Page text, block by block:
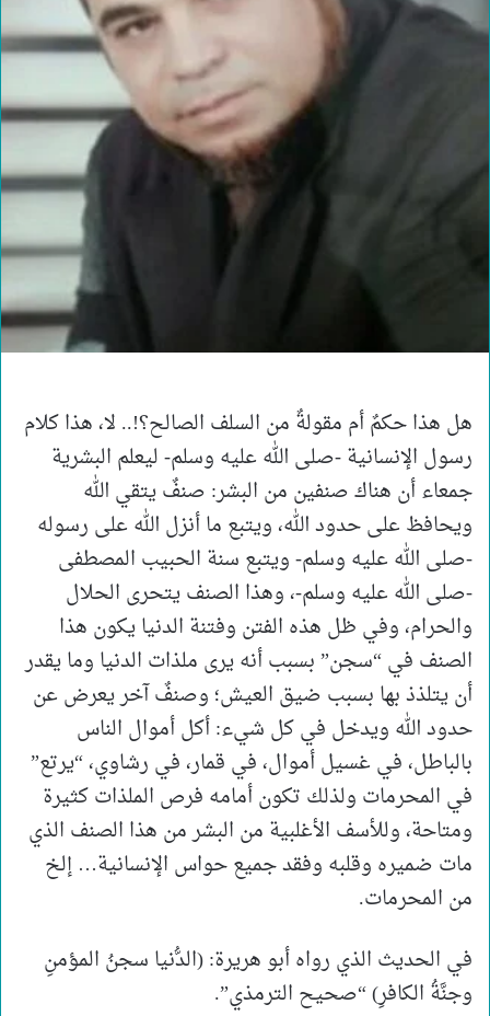
هل هذا حكمٌ أم مقولةٌ من السلف الصالح؟!.. لا، هذا كلام
رسول الإنسانية -صلى الله عليه وسلم- ليعلم البشرية
جمعاء أن هناك صنفين من البشر: صنفٌ يتقي الله
ويحافظ على حدود الله، ويتبع ما أنزل الله على رسوله
-صلى الله عليه وسلم- ويتبع سنة الحبيب المصطفى
-صلى الله عليه وسلم-، وهذا الصنف يتحرى الحلال
والحرام، وفي ظل هذه الفتن وفتنة الدنيا يكون هذا
الصنف في “سجن” بسبب أنه يرى ملذات الدنيا وما يقدر
أن يتلذذ بها بسبب ضيق العيش؛ وصنفٌ آخر يعرض عن
حدود الله ويدخل في كل شيء: أكل أموال الناس
بالباطل، في غسيل أموال، في قمار، في رشاوي، “يرتع”
في المحرمات ولذلك تكون أمامه فرص الملذات كثيرة
ومتاحة، وللأسف الأغلبية من البشر من هذا الصنف الذي
مات ضميره وقلبه وفقد جميع حواس الإنسانية… إلخ
من المحرمات.
في الحديث الذي رواه أبو هريرة: (الدُّنيا سجنُ المؤمنِ
وجنَّةُ الكافرِ) “صحيح الترمذي”.